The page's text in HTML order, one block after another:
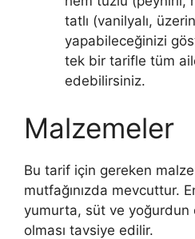
tatlı (vanilyalı,
yapabileceğinizi
tek bir tarifle tüm
edebilirsiniz.
Malzemeler
Bu tarif için gereken
mutfağınızda mevcuttur.
yumurta, süt ve yoğurdun
olması tavsiye edilir.